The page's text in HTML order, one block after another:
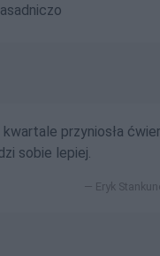
przyniosła
sobie lepiej.
Eryk